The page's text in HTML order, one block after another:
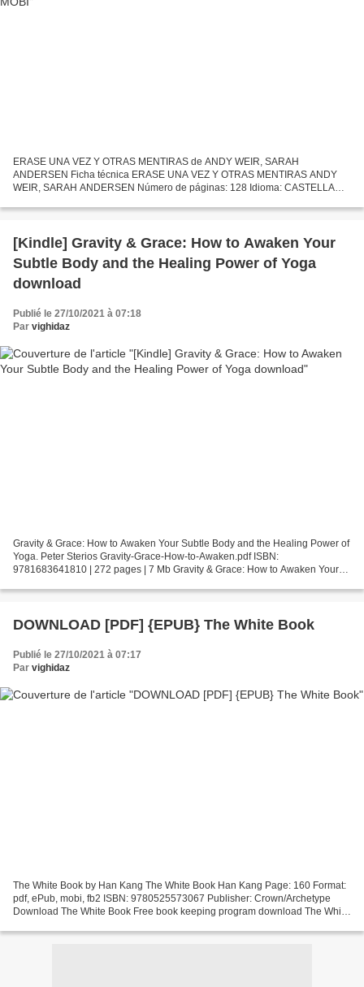
ERASE UNA VEZ Y OTRAS MENTIRAS de ANDY WEIR, SARAH
ANDERSEN Ficha técnica ERASE UNA VEZ Y OTRAS MENTIRAS ANDY
WEIR, SARAH ANDERSEN Número de páginas: 128 Idioma: CASTELLANO
Año de edición:...
[Kindle] Gravity & Grace: How to Awaken Your
Subtle Body and the Healing Power of Yoga
download
Publié le 27/10/2021 à 07:18
Par vighidaz
Gravity & Grace: How to Awaken Your Subtle Body and the Healing Power of
Yoga. Peter Sterios Gravity-Grace-How-to-Awaken.pdf ISBN:
9781683641810 | 272 pages | 7 Mb Gravity & Grace: How to Awaken Your
DOWNLOAD [PDF] {EPUB} The White Book
Publié le 27/10/2021 à 07:17
Par vighidaz
The White Book by Han Kang The White Book Han Kang Page: 160 Format:
pdf, ePub, mobi, fb2 ISBN: 9780525573067 Publisher: Crown/Archetype
Download The White Book Free book keeping program download The White